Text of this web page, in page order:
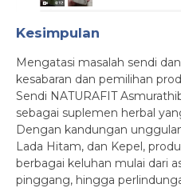
Kesimpulan
Mengatasi masalah sendi
kesabaran dan pemilihan
Sendi NATURAFIT
sebagai suplemen herbal
Dengan kandungan
Lada Hitam, dan Kepel,
berbagai keluhan mulai dari
pinggang, hingga